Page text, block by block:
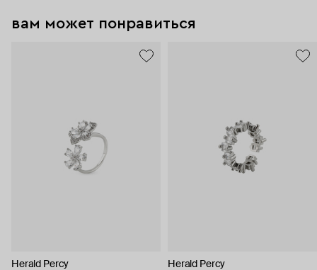
вам может понравиться
Herald Percy Herald Percy